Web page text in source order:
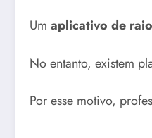
Um aplicativo de
No entanto, existem
Por esse motivo,